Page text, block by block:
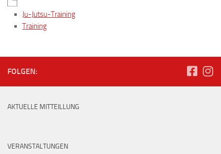
Ju-Jutsu-Training
Training
FOLGEN:
AKTUELLE MITTEILLUNG
VERANSTALTUNGEN